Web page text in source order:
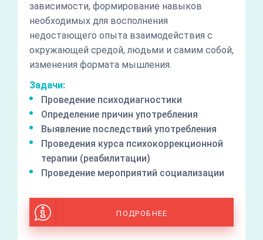
зависимости, формирование навыков
необходимых для восполнения
недостающего опыта взаимодействия с
окружающей средой, людьми и самим собой,
изменения формата мышления.
Задачи:
Проведение психодиагностики
Определение причин употребления
Выявление последствий употребления
Проведения курса психокоррекционной
терапии (реабилитации)
Проведение мероприятий социализации
ПОДРОБНЕЕ